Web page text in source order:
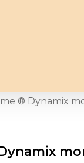
® Dynamix